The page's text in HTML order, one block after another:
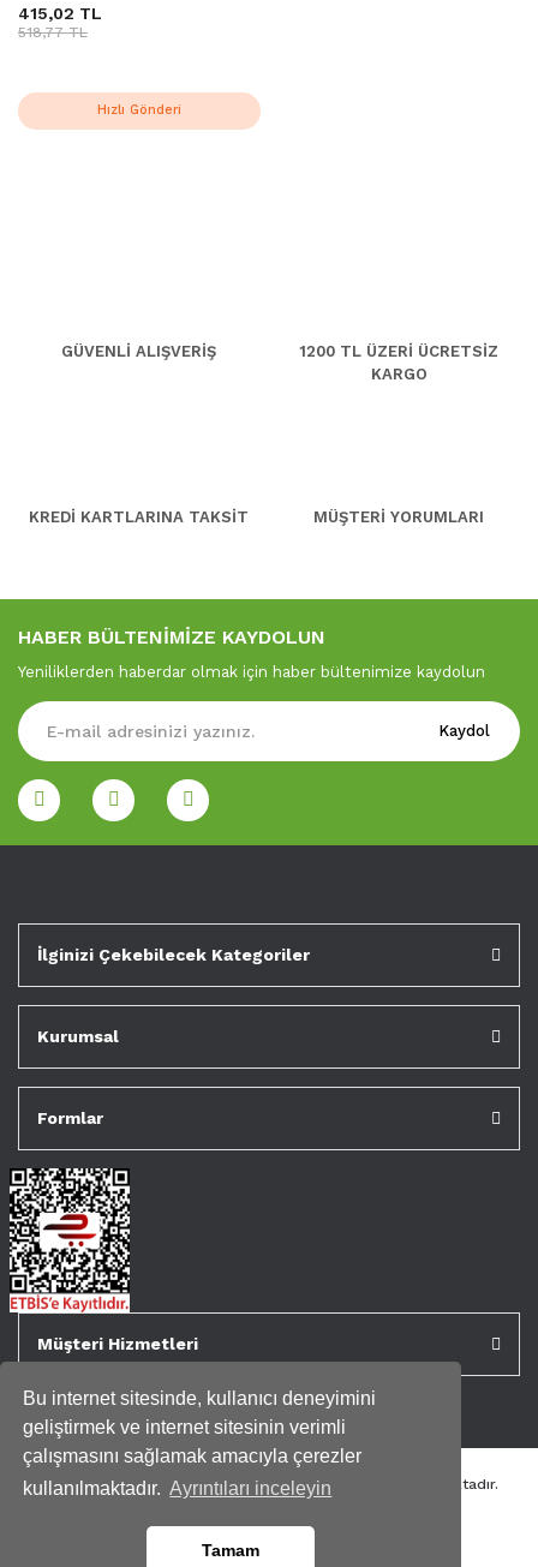
Bu internet sitesinde, kullanıcı deneyimini
geliştirmek ve internet sitesinin verimli
çalışmasını sağlamak amacıyla çerezler
kullanılmaktadır. Ayrıntıları inceleyin
Tamam
415,02 TL
518,77 TL
Hızlı Gönderi
GÜVENLİ ALIŞVERİŞ
1200 TL ÜZERİ ÜCRETSİZ
KARGO
KREDİ KARTLARINA TAKSİT MÜŞTERİ YORUMLARI
HABER BÜLTENİMİZE KAYDOLUN
Yeniliklerden haberdar olmak için haber bültenimize kaydolun
Kaydol
İlginizi Çekebilecek Kategoriler
Kurumsal
Formlar
Müşteri Hizmetleri
Tüm kredi kartı bilgileriniz 256bit SSL Sertifikası ile korunmaktadır.